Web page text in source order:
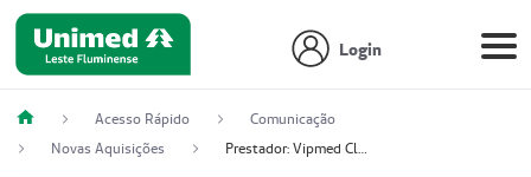
Login
Acesso Rápido
Comunicação
Novas Aquisições
Prestador: Vipmed Clínica Geral Ltda, 51004349-0 (Nome Fantasia: Policlínica Master)